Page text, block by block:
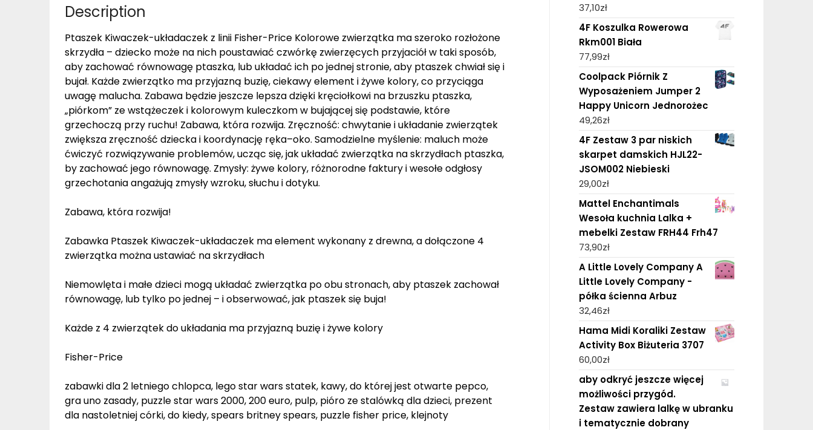
Description
Ptaszek Kiwaczek-układaczek z linii Fisher-Price Kolorowe zwierzątka ma szeroko rozłożone
skrzydła – dziecko może na nich poustawiać czwórkę zwierzęcych przyjaciół w taki sposób,
aby zachować równowagę ptaszka, lub układać ich po jednej stronie, aby ptaszek chwiał się i
bujał. Każde zwierzątko ma przyjazną buzię, ciekawy element i żywe kolory, co przyciąga
uwagę malucha. Zabawa będzie jeszcze lepsza dzięki kręciołkowi na brzuszku ptaszka,
„piórkom” ze wstążeczek i kolorowym kuleczkom w bujającej się podstawie, które
grzechoczą przy ruchu! Zabawa, która rozwija. Zręczność: chwytanie i układanie zwierzątek
zwiększa zręczność dziecka i koordynację ręka–oko. Samodzielne myślenie: maluch może
ćwiczyć rozwiązywanie problemów, ucząc się, jak układać zwierzątka na skrzydłach ptaszka,
by zachować jego równowagę. Zmysły: żywe kolory, różnorodne faktury i wesołe odgłosy
grzechotania angażują zmysły wzroku, słuchu i dotyku.
Zabawa, która rozwija!
Zabawka Ptaszek Kiwaczek-układaczek ma element wykonany z drewna, a dołączone 4
zwierzątka można ustawiać na skrzydłach
Niemowlęta i małe dzieci mogą układać zwierzątka po obu stronach, aby ptaszek zachował
równowagę, lub tylko po jednej – i obserwować, jak ptaszek się buja!
Każde z 4 zwierzątek do układania ma przyjazną buzię i żywe kolory
Fisher-Price
zabawki dla 2 letniego chlopca, lego star wars statek, kawy, do której jest otwarte pepco,
gra uno zasady, puzzle star wars 2000, 200 euro, pulp, pióro ze stalówką dla dzieci, prezent
dla nastoletniej córki, do kiedy, spears britney spears, puzzle fisher price, klejnoty
37,10zł
4F Koszulka Rowerowa
Rkm001 Biała
77,99zł
Coolpack Piórnik Z
Wyposażeniem Jumper 2
Happy Unicorn Jednorożec
49,26zł
4F Zestaw 3 par niskich
skarpet damskich HJL22-
JSOM002 Niebieski
29,00zł
Mattel Enchantimals
Wesoła kuchnia Lalka +
mebelki Zestaw FRH44 Frh47
73,90zł
A Little Lovely Company A
Little Lovely Company -
półka ścienna Arbuz
32,46zł
Hama Midi Koraliki Zestaw
Activity Box Biżuteria 3707
60,00zł
aby odkryć jeszcze więcej
możliwości przygód.
Zestaw zawiera lalkę w ubranku
i tematycznie dobrany